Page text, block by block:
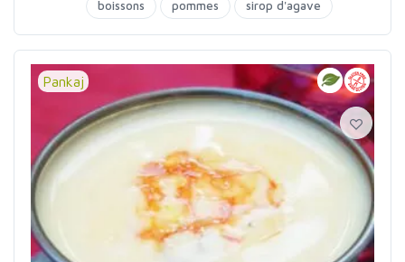
boissons pommes sirop d'agave
Pankaj